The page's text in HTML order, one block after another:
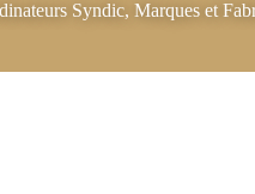
Syndic, Marques et